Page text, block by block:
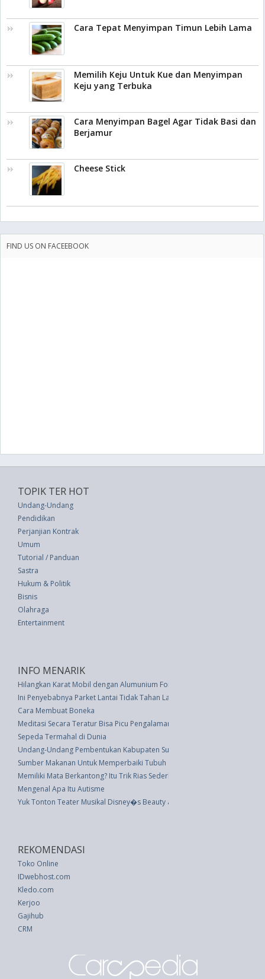
Cara Tepat Menyimpan Timun Lebih Lama
Memilih Keju Untuk Kue dan Menyimpan
Keju yang Terbuka
Cara Menyimpan Bagel Agar Tidak Basi dan
Berjamur
Cheese Stick
FIND US ON FACEEBOOK
TOPIK TER HOT
Undang-Undang
Pendidikan
Perjanjian Kontrak
Umum
Tutorial / Panduan
Sastra
Hukum & Politik
Bisnis
Olahraga
Entertainment
INFO MENARIK
Hilangkan Karat Mobil dengan Alumunium Foil
Ini Penyebabnya Parket Lantai Tidak Tahan Lama
Cara Membuat Boneka
Meditasi Secara Teratur Bisa Picu Pengalaman Buruk
Sepeda Termahal di Dunia
Undang-Undang Pembentukan Kabupaten Sumba Barat Daya Di Provinsi
Sumber Makanan Untuk Memperbaiki Tubuh Setelah Berhenti Merokok
Memiliki Mata Berkantong? Itu Trik Rias Sederhana Ini
Mengenal Apa Itu Autisme
Yuk Tonton Teater Musikal Disney�s Beauty and The Beast di Jakarta
REKOMENDASI
Toko Online
IDwebhost.com
Kledo.com
Kerjoo
Gajihub
CRM